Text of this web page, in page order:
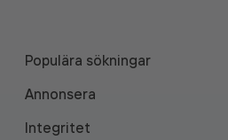
Populära sökningar
Annonsera
Integritet